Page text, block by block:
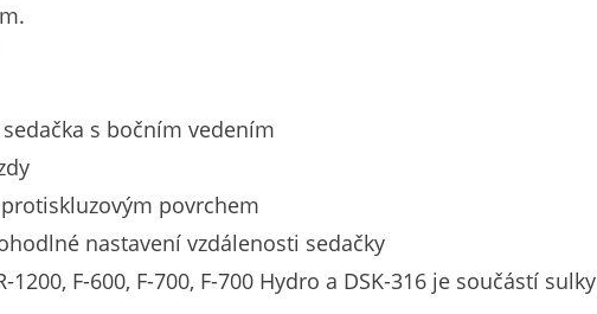
s bočním vedením
povrchem
nastavení vzdálenosti sedačky
F-600, F-700, F-700 Hydro a DSK-316 je součástí sulky